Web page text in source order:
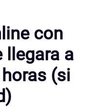
con
llegara a
(si